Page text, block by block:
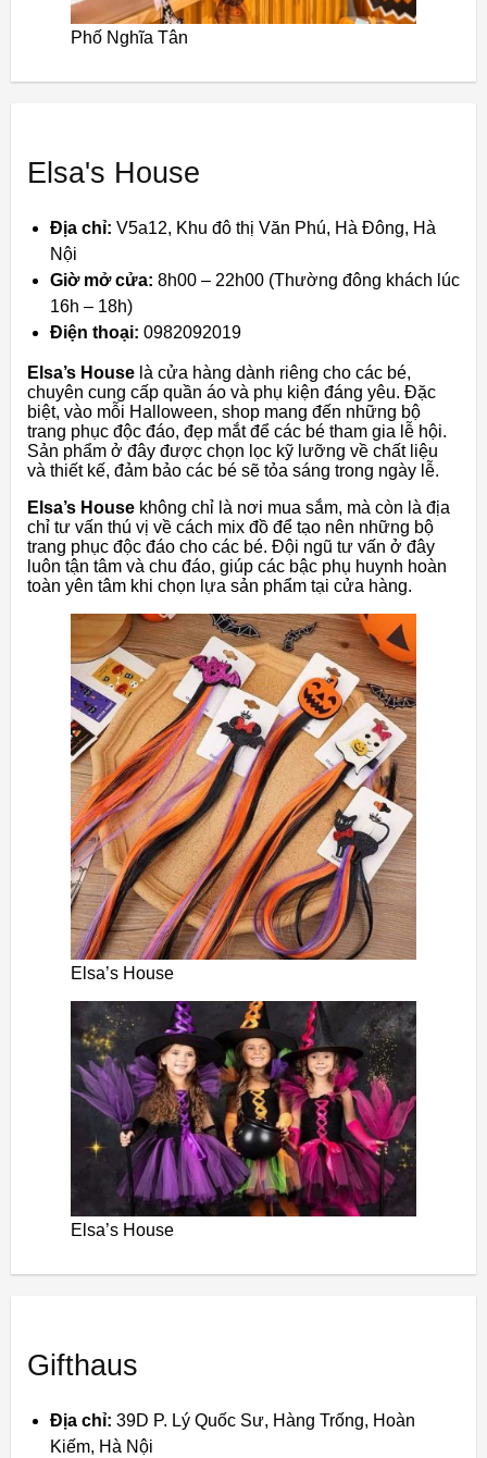
Phố Nghĩa Tân
Elsa's House
Địa chỉ: V5a12, Khu đô thị Văn Phú, Hà Đông, Hà
Nội
Giờ mở cửa: 8h00 – 22h00 (Thường đông khách lúc
16h – 18h)
Điện thoại: 0982092019
Elsa’s House là cửa hàng dành riêng cho các bé,
chuyên cung cấp quần áo và phụ kiện đáng yêu. Đặc
biệt, vào mỗi Halloween, shop mang đến những bộ
trang phục độc đáo, đẹp mắt để các bé tham gia lễ hội.
Sản phẩm ở đây được chọn lọc kỹ lưỡng về chất liệu
và thiết kế, đảm bảo các bé sẽ tỏa sáng trong ngày lễ.
Elsa’s House không chỉ là nơi mua sắm, mà còn là địa
chỉ tư vấn thú vị về cách mix đồ để tạo nên những bộ
trang phục độc đáo cho các bé. Đội ngũ tư vấn ở đây
luôn tận tâm và chu đáo, giúp các bậc phụ huynh hoàn
toàn yên tâm khi chọn lựa sản phẩm tại cửa hàng.
Elsa’s House
Elsa’s House
Gifthaus
Địa chỉ: 39D P. Lý Quốc Sư, Hàng Trống, Hoàn
Kiếm, Hà Nội